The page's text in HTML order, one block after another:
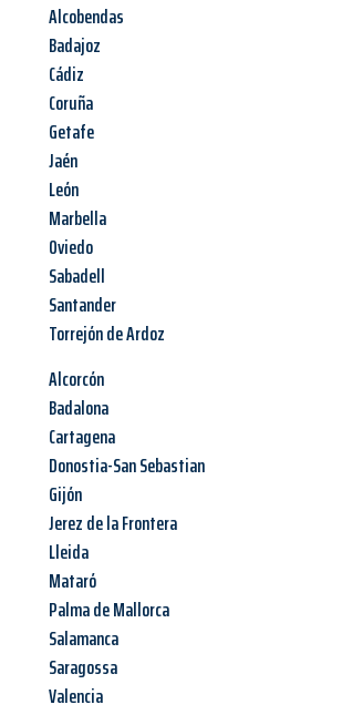
Alcobendas
Badajoz
Cádiz
Coruña
Getafe
Jaén
León
Marbella
Oviedo
Sabadell
Santander
Torrejón de Ardoz
Alcorcón
Badalona
Cartagena
Donostia-San Sebastian
Gijón
Jerez de la Frontera
Lleida
Mataró
Palma de Mallorca
Salamanca
Saragossa
Valencia